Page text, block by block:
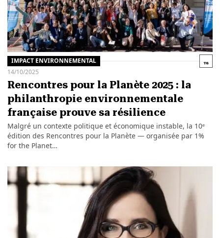
IMPACT ENVIRONNEMENTAL
14/10/2025
Rencontres pour la Planète 2025 : la
philanthropie environnementale
française prouve sa résilience
Malgré un contexte politique et économique instable, la 10ᵉ
édition des Rencontres pour la Planète — organisée par 1%
for the Planet…